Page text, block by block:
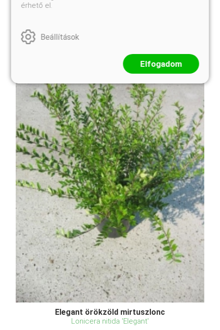
sárga és zöld árnyalatokkal, ami különleges
Elegant örökzöld mirtuszlonc
Lonicera nitida 'Elegant'
érhető el.
Beállítások
Elfogadom